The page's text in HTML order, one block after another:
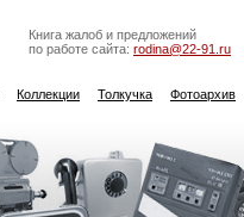
Книга жалоб и предложений
по работе сайта: rodina@22-91.ru
Коллекции Толкучка Фотоархив